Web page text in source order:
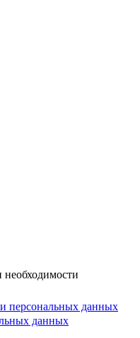
персональных данных
данных